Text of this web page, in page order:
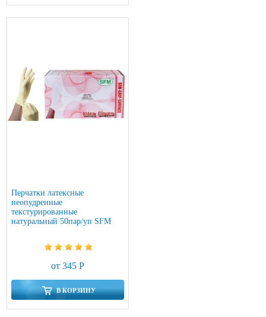
Перчатки латексные
неопудренные
текстурированные
натуральный 50пар/уп SFM
от 345 Р
В КОРЗИНУ